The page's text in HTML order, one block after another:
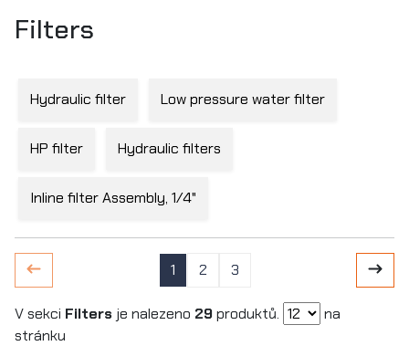
Filters
Hydraulic filter Low pressure water filter
HP filter Hydraulic filters
Inline filter Assembly, 1/4"
1 2 3
V sekci Filters je nalezeno 29produktů.
na
stránku